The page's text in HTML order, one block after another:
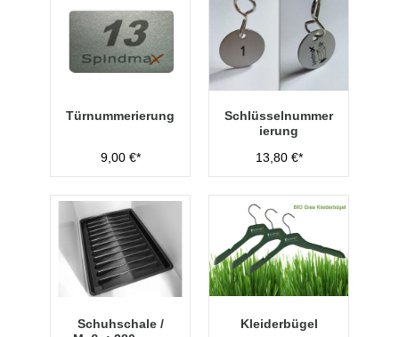
Türnummerierung
9,00 €*
Schlüsselnummer
ierung
13,80 €*
Schuhschale /
Kleiderbügel